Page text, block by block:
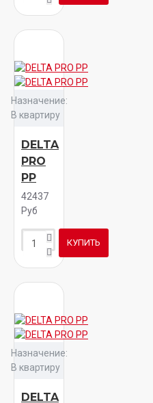
Назначение:
В квартиру
DELTA
PRO
PP
42437
Руб
КУПИТЬ
Назначение:
В квартиру
DELTA